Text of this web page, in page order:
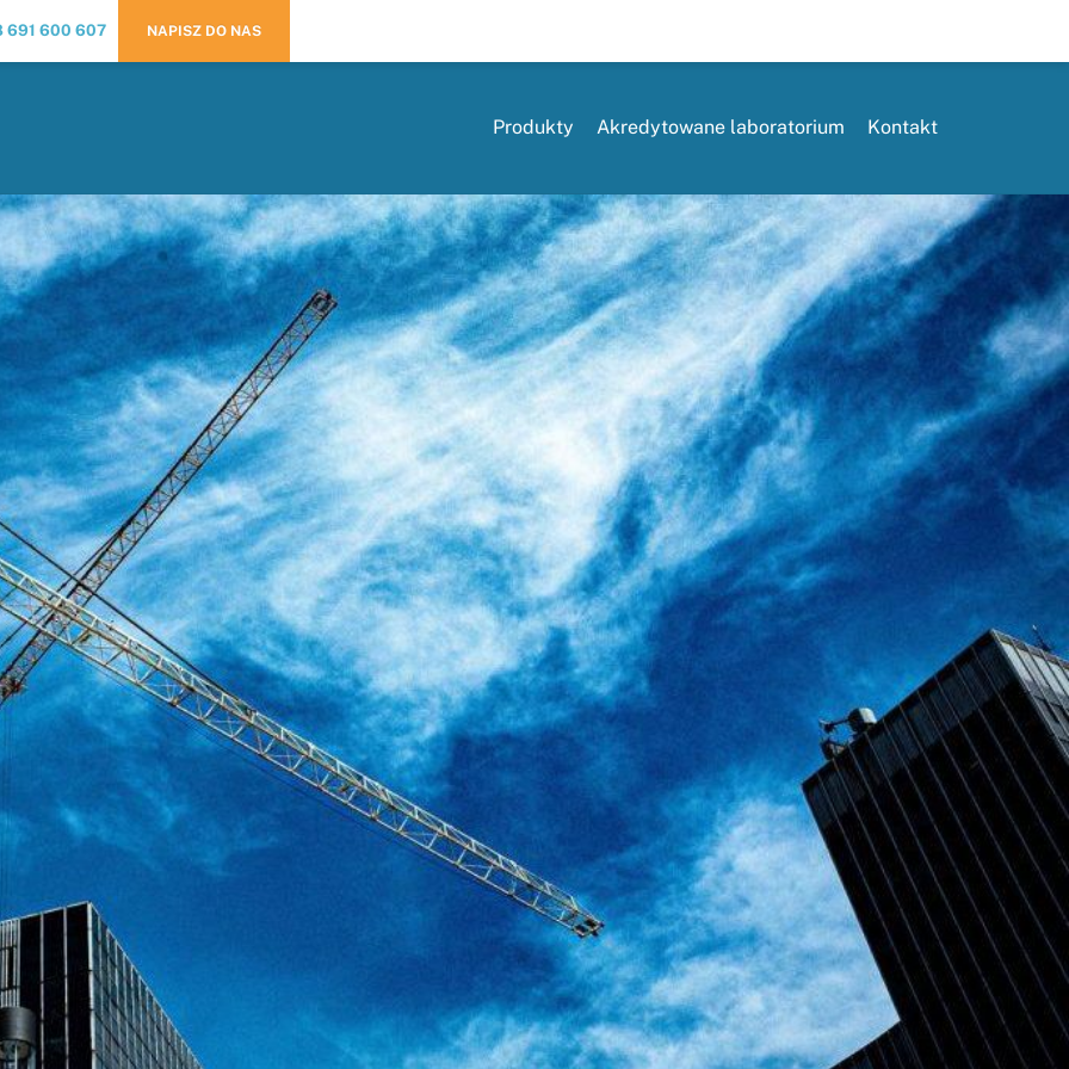
691 600 607 NAPISZ DO NAS
Produkty Akredytowane laboratorium Kontakt